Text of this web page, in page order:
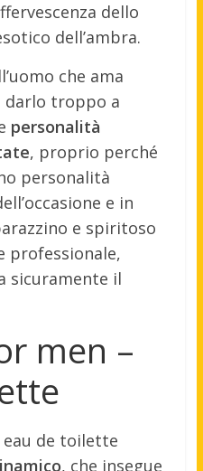
dello
dell’ambra.
che ama
darlo troppo a
personalità
, proprio perché
personalità
e in
e spiritoso
professionale,
sicuramente il
men –
eau de toilette
, che insegue